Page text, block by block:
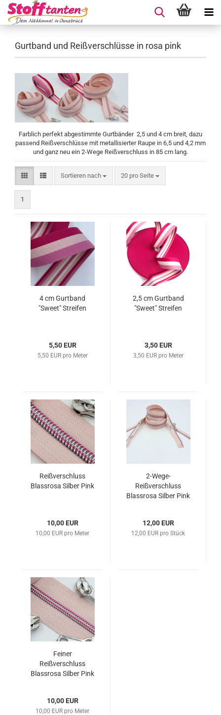
Gurtband und Reißverschlüsse in rosa pink
Farblich perfekt abgestimmte Gurtbänder 2,5 und 4 cm breit, dazu
passend Reißverschlüsse mit metallisierter Raupe in 6,5 und 4,2 mm
und ganz neu ein 2-Wege Reißverschluss in 85 cm lang.
Sortieren nach
Sortieren nach 20 pro Seite
pro Seite
1
4 cm Gurtband
"Sweet" Streifen
5,50 EUR
5,50 EUR pro Meter
2,5 cm Gurtband
"Sweet" Streifen
3,50 EUR
3,50 EUR pro Meter
Reißverschluss
Blassrosa Silber Pink
10,00 EUR
10,00 EUR pro Meter
2-Wege-
Reißverschluss
Blassrosa Silber Pink
12,00 EUR
12,00 EUR pro Stück
Feiner
Reißverschluss
Blassrosa Silber Pink
10,00 EUR
10,00 EUR pro Meter